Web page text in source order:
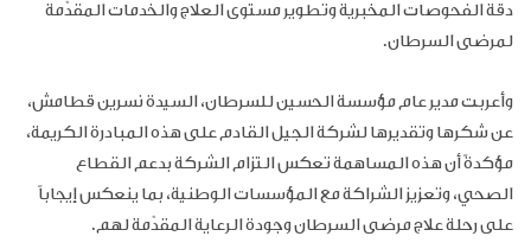
دقة الفحوصات المخبرية وتطوير مستوى العلاج والخدمات المقدّمة
لمرضى السرطان.
وأعربت مدير عام مؤسسة الحسين للسرطان، السيدة نسرين قطامش،
عن شكرها وتقديرها لشركة الجيل القادم على هذه المبادرة الكريمة،
مؤكدةً أن هذه المساهمة تعكس التزام الشركة بدعم القطاع
الصحي، وتعزيز الشراكة مع المؤسسات الوطنية، بما ينعكس إيجاباً
على رحلة علاج مرضى السرطان وجودة الرعاية المقدّمة لهم.